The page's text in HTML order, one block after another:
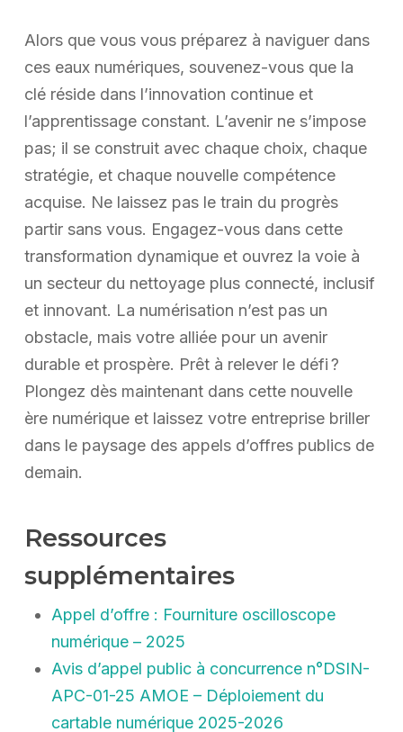
Alors que vous vous préparez à naviguer dans
ces eaux numériques, souvenez-vous que la
clé réside dans l’innovation continue et
l’apprentissage constant. L’avenir ne s’impose
pas; il se construit avec chaque choix, chaque
stratégie, et chaque nouvelle compétence
acquise. Ne laissez pas le train du progrès
partir sans vous. Engagez-vous dans cette
transformation dynamique et ouvrez la voie à
un secteur du nettoyage plus connecté, inclusif
et innovant. La numérisation n’est pas un
obstacle, mais votre alliée pour un avenir
durable et prospère. Prêt à relever le défi ?
Plongez dès maintenant dans cette nouvelle
ère numérique et laissez votre entreprise briller
dans le paysage des appels d’offres publics de
demain.
Ressources
supplémentaires
Appel d’offre : Fourniture oscilloscope
numérique – 2025
Avis d’appel public à concurrence n°DSIN-
APC-01-25 AMOE – Déploiement du
cartable numérique 2025-2026